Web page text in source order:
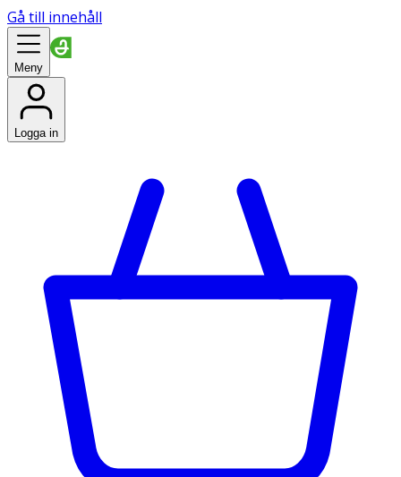
Gå till innehåll
Meny
Logga in